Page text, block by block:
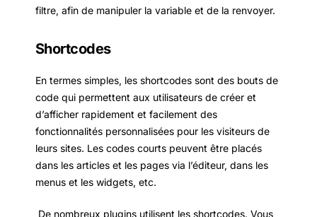
filtre, afin de manipuler la variable et de la renvoyer.
Shortcodes
En termes simples, les shortcodes sont des bouts de
code qui permettent aux utilisateurs de créer et
d’afficher rapidement et facilement des
fonctionnalités personnalisées pour les visiteurs de
leurs sites. Les codes courts peuvent être placés
dans les articles et les pages via l’éditeur, dans les
menus et les widgets, etc.
De nombreux plugins utilisent les shortcodes. Vous